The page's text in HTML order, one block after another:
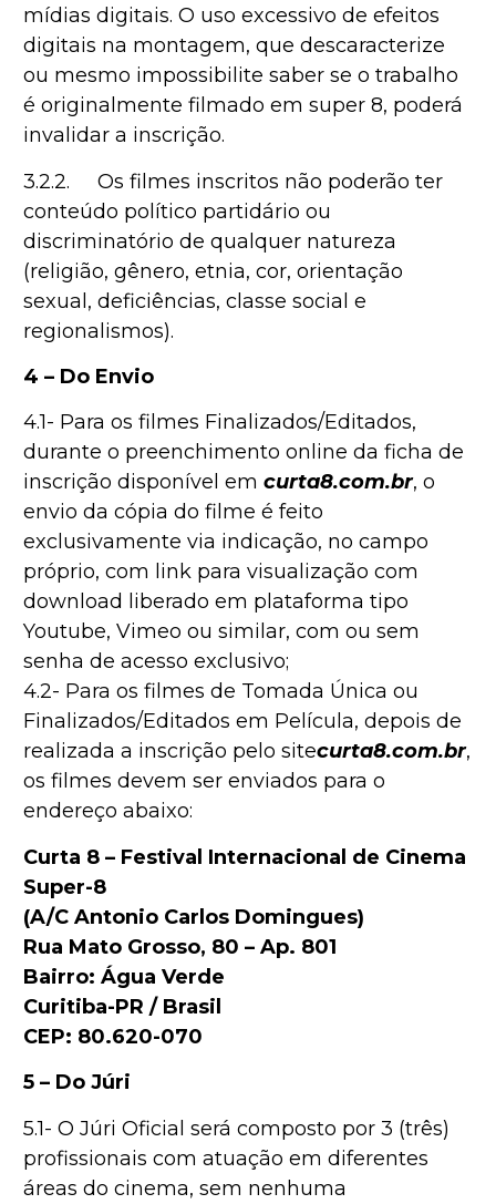
mídias digitais. O uso excessivo de efeitos
digitais na montagem, que descaracterize
ou mesmo impossibilite saber se o trabalho
é originalmente filmado em super 8, poderá
invalidar a inscrição.
3.2.2. Os filmes inscritos não poderão ter
conteúdo político partidário ou
discriminatório de qualquer natureza
(religião, gênero, etnia, cor, orientação
sexual, deficiências, classe social e
regionalismos).
4 – Do Envio
4.1- Para os filmes Finalizados/Editados,
durante o preenchimento online da ficha de
inscrição disponível em curta8.com.br, o
envio da cópia do filme é feito
exclusivamente via indicação, no campo
próprio, com link para visualização com
download liberado em plataforma tipo
Youtube, Vimeo ou similar, com ou sem
senha de acesso exclusivo;
4.2- Para os filmes de Tomada Única ou
Finalizados/Editados em Película, depois de
realizada a inscrição pelo sitecurta8.com.br,
os filmes devem ser enviados para o
endereço abaixo:
Curta 8 – Festival Internacional de Cinema
Super-8
(A/C Antonio Carlos Domingues)
Rua Mato Grosso, 80 – Ap. 801
Bairro: Água Verde
Curitiba-PR / Brasil
CEP: 80.620-070
5 – Do Júri
5.1- O Júri Oficial será composto por 3 (três)
profissionais com atuação em diferentes
áreas do cinema, sem nenhuma